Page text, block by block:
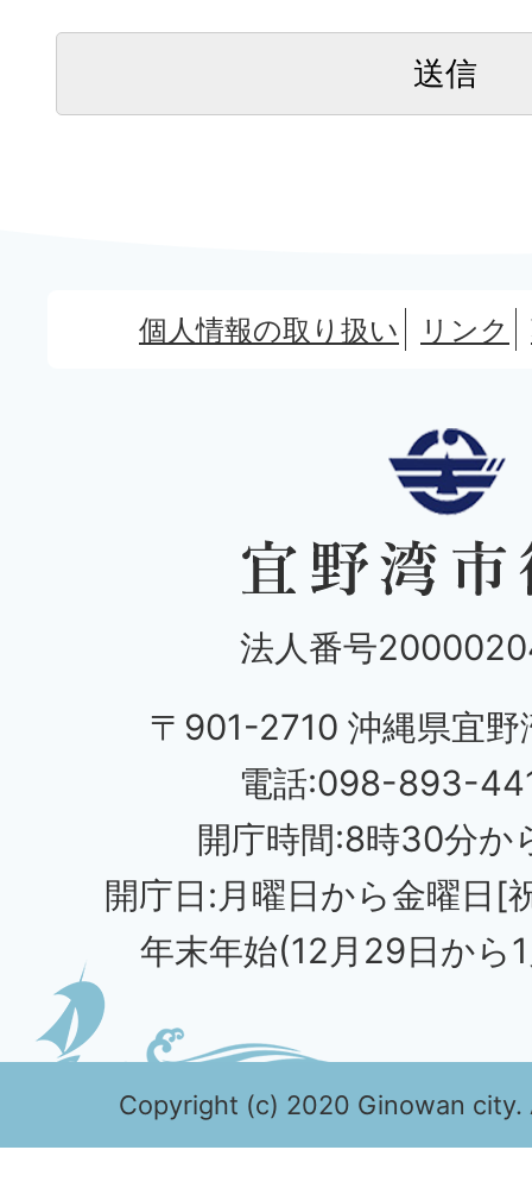
個人情報の取り扱い リンク
法人番号
〒901-2710 沖縄県宜野
電話:098-893-
開庁時間:8時30分か
開庁日:月曜日から金曜日[
年末年始(12月29日から
Copyright (c) 2020 Ginowan city.